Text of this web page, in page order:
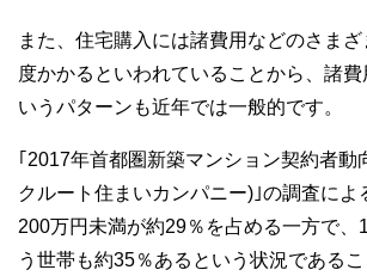
また、住宅購入には諸費用などのさま
度かかるといわれていることから、諸費
いうパターンも近年では一般的です。
｢2017年首都圏新築マンション契約者動
クルート住まいカンパニー)｣の調査によ
200万円未満が約29％を占める一方で、
う世帯も約35％あるという状況である